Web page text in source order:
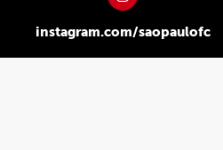
instagram.com/saopaulofc